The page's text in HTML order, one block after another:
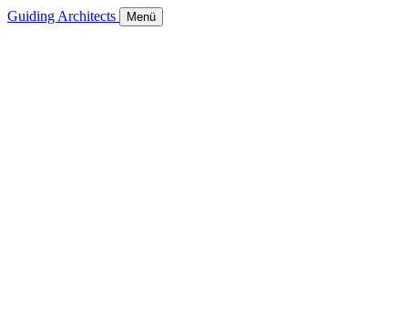
Guiding Architects Menü